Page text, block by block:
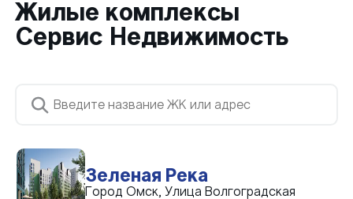
Жилые комплексы
Сервис Недвижимость
Зеленая Река
Город Омск, Улица Волгоградская